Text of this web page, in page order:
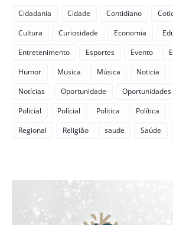
Cidadania Cidade Contidiano
Cultura
Curiosidade Economia
Entretenimento
Esportes Evento
Humor
Musica Música Noticia
Notícias
Oportunidade Oportunidades
Policial
Polícial Politica Política
Regional
Religião saude Saúde